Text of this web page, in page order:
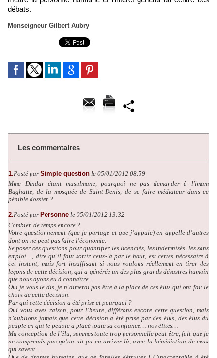
débats.
Monseigneur Gilbert Aubry
Les commentaires
1.Posté par Simple question le 05/01/2012 08:59
Mme Dindar étant musulmane, pourquoi ne pas demander à l'imam
Baghatte, de la mosquée de Saint-Denis, de se faire médiateur dans ce
pénible dossier ?
2.Posté par Personne le 05/01/2012 13:32
Combien de temps encore ?
Votre questionnement (que je partage et que j’appuie) en appelle d’autres
dont on ne peut pas faire l’économie.
Se poser ces questions pour quantifier les licenciés, les indemnisés, les sans
emploi…, dire qu’il faut sortir ceux-là par le haut, est certes nécessaire à
cet instant, mais fort insuffisant si nous voulons réellement en tirer des
leçons de cette décision, qui a générée un des plus grands désastres humain
que nous ayons eu à connaître.
Oui je vous le dis, je n’aimerai pas être à la place de ces élus qui ont fait le
choix de cette décision.
Par qui cette décision a été prise et pourquoi ?
Oui vous avez raison, pour l’heure, différons encore cette question, mais
n’oublions jamais que cette décision a été prise par des élus, des élus du
peuple en qui le peuple a placé toute sa confiance… nos élites…
Ma conception de l’élu, sommes toute trop personnelle peut être, fait que je
ne comprends pas qu’on ait pu en arriver là, avec la bénédiction de ceux
qui savent…